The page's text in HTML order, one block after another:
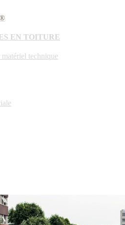
EN TOITURE
technique